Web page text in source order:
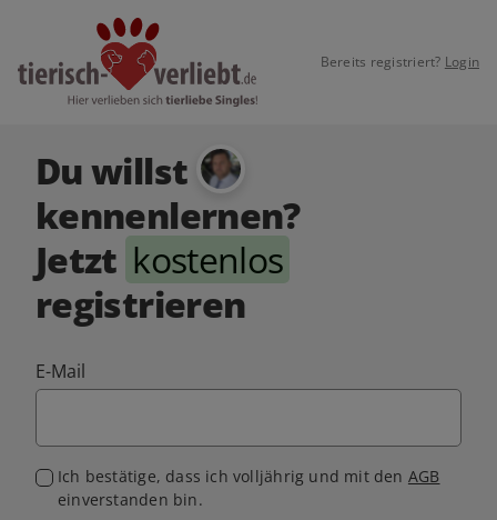
Bereits registriert? Login
Du willst
kennenlernen?
Jetzt kostenlos
registrieren
E-Mail
Ich bestätige, dass ich volljährig und mit den AGB
einverstanden bin.